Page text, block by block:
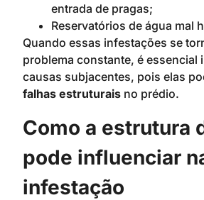
entrada de pragas;
Reservatórios de água mal
Quando essas infestações se
problema constante, é essencial
causas subjacentes, pois elas
falhas estruturais no prédio.
Como a estrutura
pode influenciar
infestação